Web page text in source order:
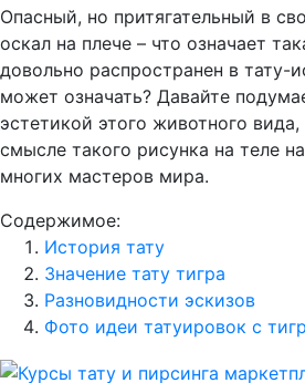
Опасный, но притягательный в
оскал на плече – что означает
довольно распространен в тату-
может означать? Давайте
эстетикой этого животного
смысле такого рисунка на теле
многих мастеров мира.
Содержимое:
История тату
Значение тату тигра
Разновидности эскизов
Фото идеи татуировок с